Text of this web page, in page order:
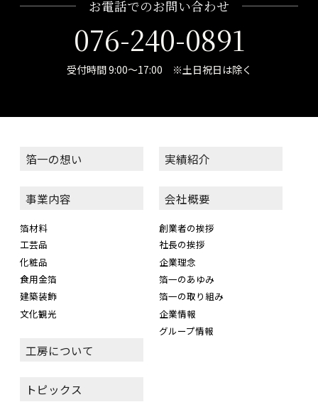
お電話でのお問い合わせ
076-240-0891
受付時間 9:00～17:00 ※土日祝日は除く
箔一の想い
事業内容
箔材料
工芸品
化粧品
食用金箔
建築装飾
文化観光
工房について
トピックス
実績紹介
会社概要
創業者の挨拶
社長の挨拶
企業理念
箔一のあゆみ
箔一の取り組み
企業情報
グループ情報